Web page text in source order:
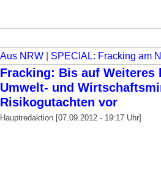
Aus NRW SPECIAL: Fracking am
Fracking: Bis auf Weiteres
Umwelt- und
Risikogutachten vor
Hauptredaktion [07.09.2012 - 19:17 Uhr]